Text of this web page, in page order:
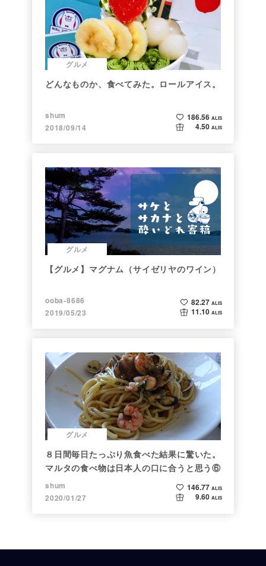
グルメ
どんなものか、食べてみた。ロールアイス。
shum
2018/09/14
186.56 ALIS
4.50 ALIS
グルメ
【グルメ】マグナム（サイゼリヤのワイン）
ooba-8686
2019/05/23
82.27 ALIS
11.10 ALIS
グルメ
８日間毎日たっぷり魚食べた結果に驚いた。
マルタの食べ物は日本人の口に合うと思う⑥
shum
2020/01/27
146.77 ALIS
9.60 ALIS